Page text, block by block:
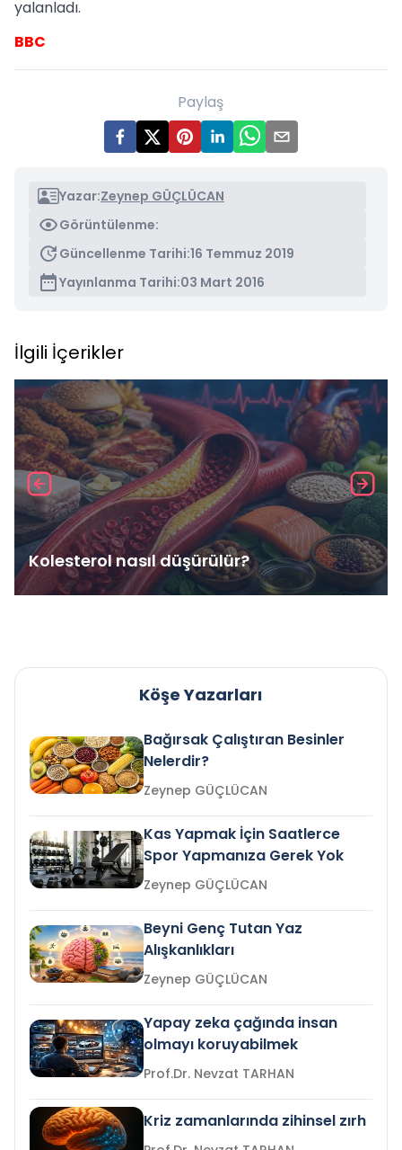
yalanladı.
BBC
Paylaş
Yazar:Zeynep GÜÇLÜCAN
Görüntülenme:
Güncellenme Tarihi:16 Temmuz 2019
Yayınlanma Tarihi:03 Mart 2016
İlgili İçerikler
Kolesterol nasıl düşürülür?
Köşe Yazarları
Bağırsak Çalıştıran Besinler
Nelerdir?
Zeynep GÜÇLÜCAN
Kas Yapmak İçin Saatlerce
Spor Yapmanıza Gerek Yok
Zeynep GÜÇLÜCAN
Beyni Genç Tutan Yaz
Alışkanlıkları
Zeynep GÜÇLÜCAN
Yapay zeka çağında insan
olmayı koruyabilmek
Prof.Dr. Nevzat TARHAN
Kriz zamanlarında zihinsel zırh